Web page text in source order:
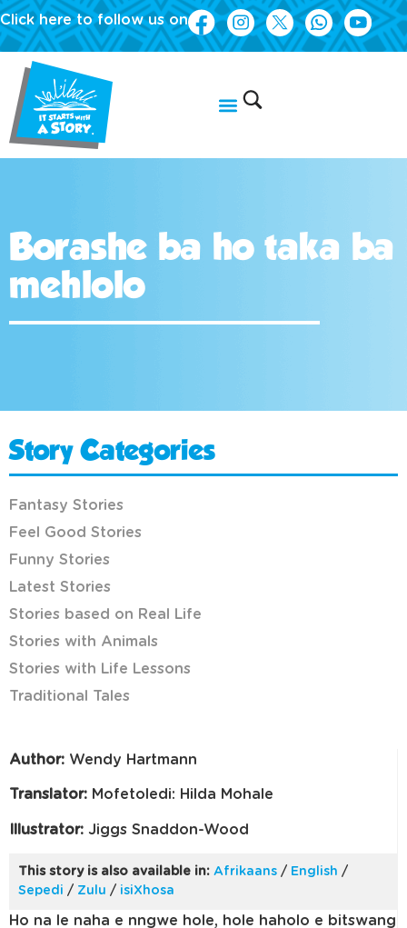
Click here to follow us on
Borashe ba ho taka ba
mehlolo
Author: Wendy Hartmann
Translator: Mofetoledi: Hilda Mohale
Illustrator: Jiggs Snaddon-Wood
This story is also available in: Afrikaans / English /
Sepedi / Zulu / isiXhosa
Ho na le naha e nngwe hole, hole haholo e bitswang
Story Categories
Fantasy Stories
Feel Good Stories
Funny Stories
Latest Stories
Stories based on Real Life
Stories with Animals
Stories with Life Lessons
Traditional Tales